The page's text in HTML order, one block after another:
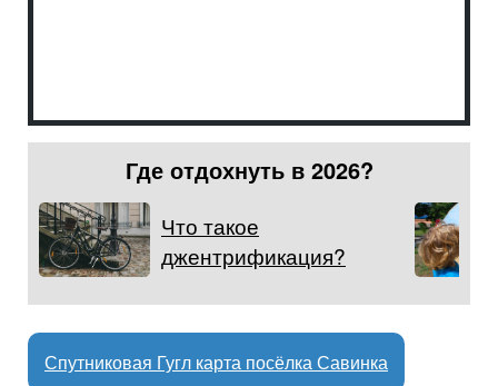
Где отдохнуть в 2026?
Что такое
джентрификация?
Спутниковая Гугл карта посёлка Савинка